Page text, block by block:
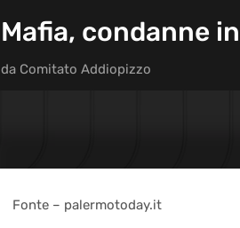
Mafia, condanne
da Comitato Addiopizzo
Fonte – palermotoday.it